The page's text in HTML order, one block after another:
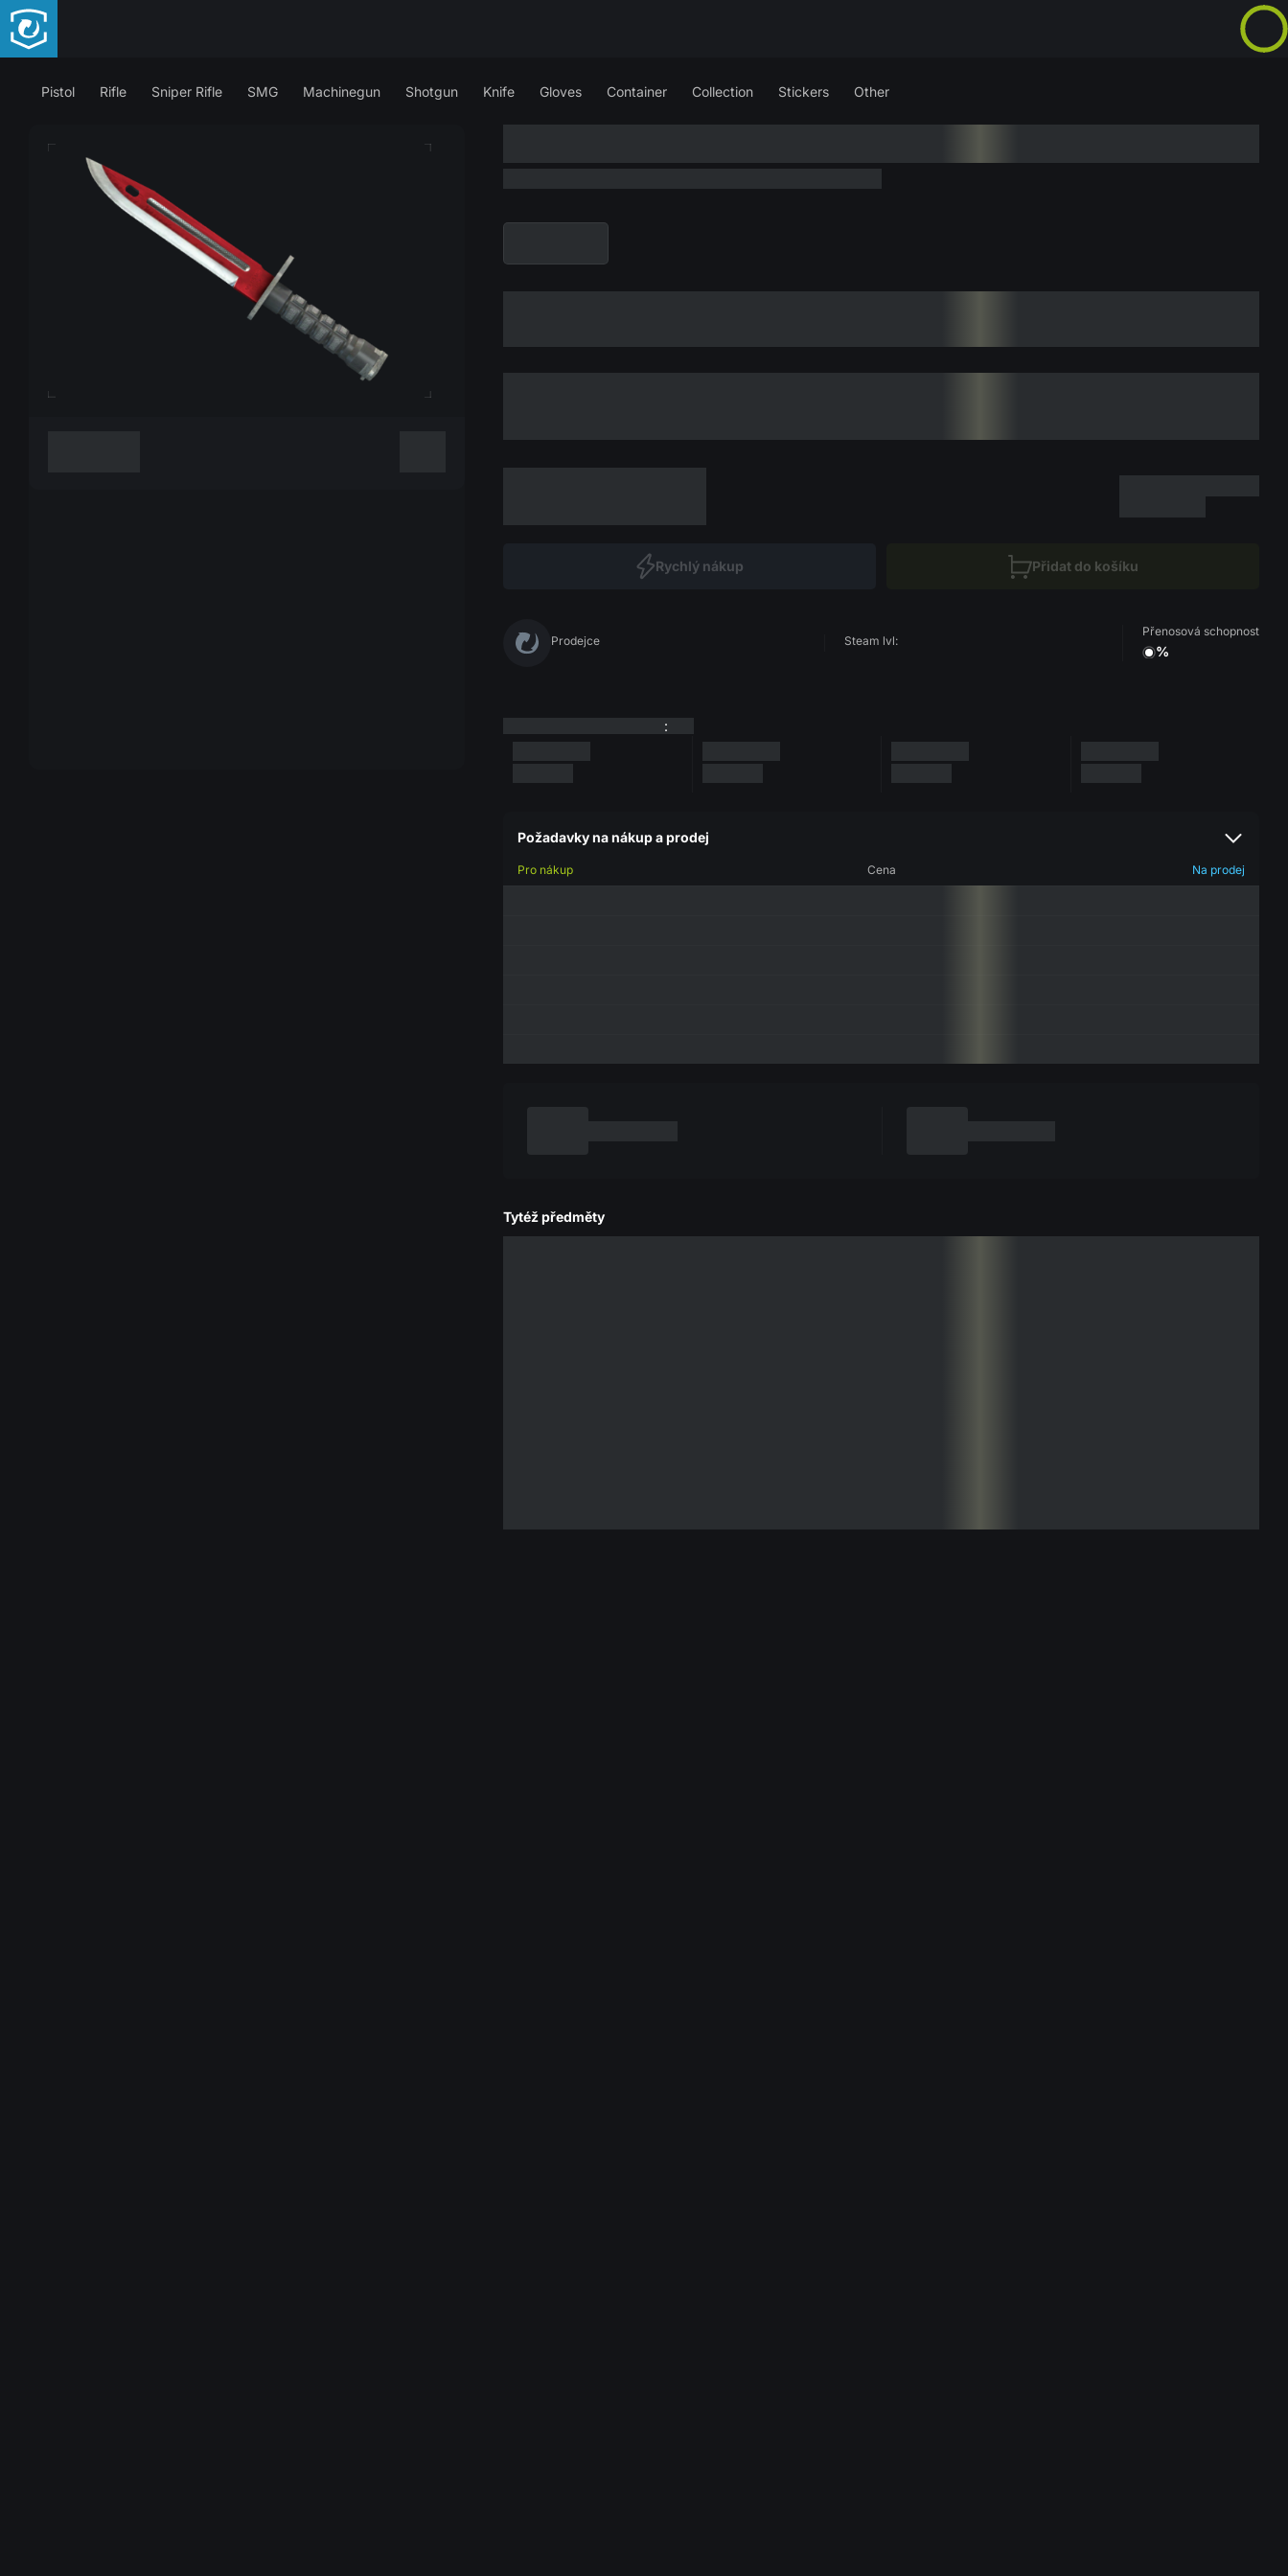
Pistol Rifle Sniper Rifle SMG Machinegun Shotgun Knife Gloves Container Collection Stickers Other
Rychlý nákup Přidat do košíku
Prodejce Steam lvl:
Přenosová schopnost
%
:
Požadavky na nákup a prodej
Pro nákup Cena Na prodej
Tytéž předměty